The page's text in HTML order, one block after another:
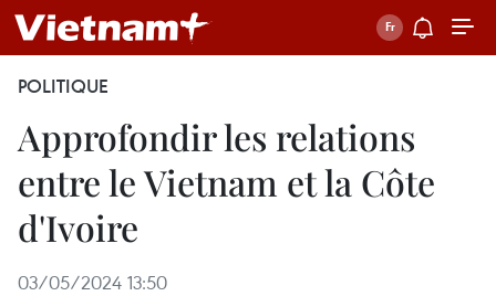
POLITIQUE
Approfondir les relations
entre le Vietnam et la Côte
d'Ivoire
03/05/2024 13:50